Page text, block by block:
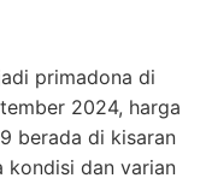
primadona di
2024, harga
berada di kisaran
kondisi dan varian